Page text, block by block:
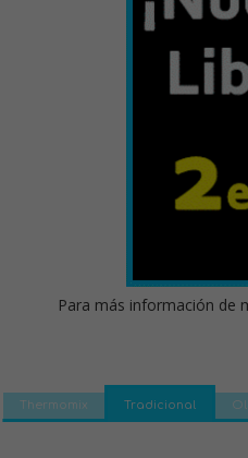
Para más información de
Thermomix Tradicional